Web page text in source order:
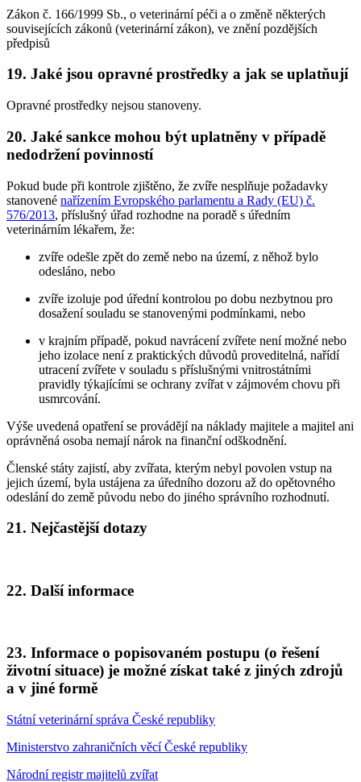
Zákon č. 166/1999 Sb., o veterinární péči a o změně některých
souvisejících zákonů (veterinární zákon), ve znění pozdějších
předpisů
19. Jaké jsou opravné prostředky a jak se uplatňují
Opravné prostředky nejsou stanoveny.
20. Jaké sankce mohou být uplatněny v případě
nedodržení povinností
Pokud bude při kontrole zjištěno, že zvíře nesplňuje požadavky
stanovené nařízením Evropského parlamentu a Rady (EU) č.
576/2013, příslušný úřad rozhodne na poradě s úředním
veterinárním lékařem, že:
zvíře odešle zpět do země nebo na území, z něhož bylo
odesláno, nebo
zvíře izoluje pod úřední kontrolou po dobu nezbytnou pro
dosažení souladu se stanovenými podmínkami, nebo
v krajním případě, pokud navrácení zvířete není možné nebo
jeho izolace není z praktických důvodů proveditelná, nařídí
utracení zvířete v souladu s příslušnými vnitrostátními
pravidly týkajícími se ochrany zvířat v zájmovém chovu při
usmrcování.
Výše uvedená opatření se provádějí na náklady majitele a majitel ani
oprávněná osoba nemají nárok na finanční odškodnění.
Členské státy zajistí, aby zvířata, kterým nebyl povolen vstup na
jejich území, byla ustájena za úředního dozoru až do opětovného
odeslání do země původu nebo do jiného správního rozhodnutí.
21. Nejčastější dotazy
22. Další informace
23. Informace o popisovaném postupu (o řešení
životní situace) je možné získat také z jiných zdrojů
a v jiné formě
Státní veterinární správa České republiky
Ministerstvo zahraničních věcí České republiky
Národní registr majitelů zvířat